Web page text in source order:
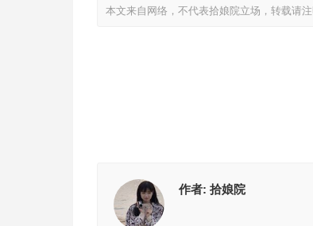
本文来自网络，不代表拾娘院立场，转载请
作者: 拾娘院